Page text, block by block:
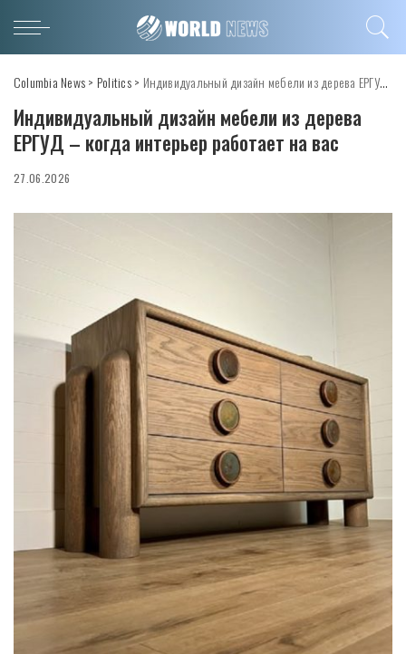
Columbia News> Politics> Индивидуальный дизайн мебели из дерева ЕРГУД – когда интерьер работает на вас
Индивидуальный дизайн мебели из дерева
ЕРГУД – когда интерьер работает на вас
27.06.2026